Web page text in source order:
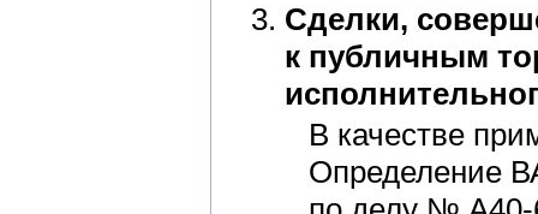
Сделки,
к публичным
В качестве
Определение